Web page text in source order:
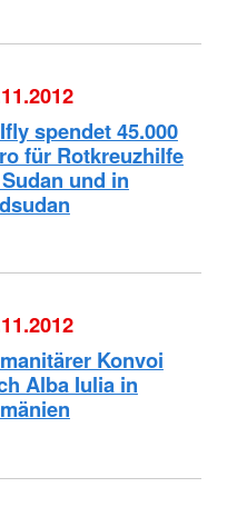
spendet 45.000
für Rotkreuzhilfe
und in
Konvoi
Alba Iulia in